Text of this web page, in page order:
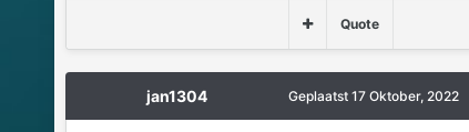
Quote
jan1304 Geplaatst 17 Oktober, 2022